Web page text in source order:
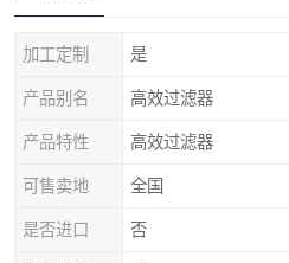
加工定制 是
产品别名 高效过滤器
产品特性 高效过滤器
可售卖地 全国
是否进口 否